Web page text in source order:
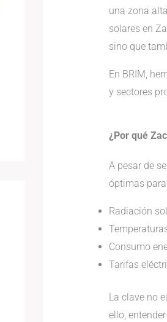
una zona
solares en
sino que
En BRIM,
y sectores
¿Por qué
A pesar de
óptimas
Radiación
Consumo
Tarifas
La clave no
ello,